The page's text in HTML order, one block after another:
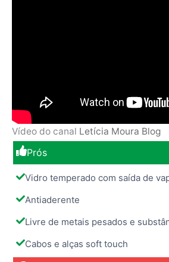
Vídeo do canal Letícia Moura Blog
Prós
Vidro temperado com saída de
Antiaderente
Livre de metais pesados e
Cabos e alças soft touch